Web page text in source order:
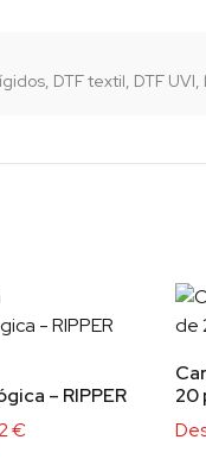
DTF textil, DTF UVI,
– RIPPER
€
20